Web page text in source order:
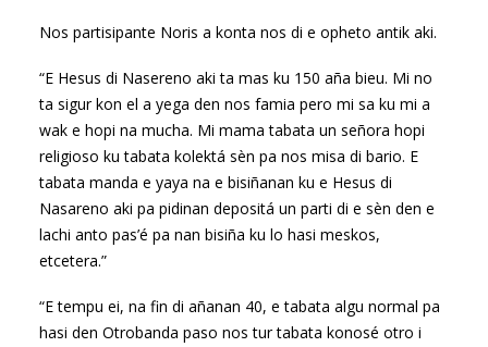
Nos partisipante Noris a konta nos di e opheto antik aki.
“E Hesus di Nasereno aki ta mas ku 150 aña bieu. Mi no
ta sigur kon el a yega den nos famia pero mi sa ku mi a
wak e hopi na mucha. Mi mama tabata un señora hopi
religioso ku tabata kolektá sèn pa nos misa di bario. E
tabata manda e yaya na e bisiñanan ku e Hesus di
Nasareno aki pa pidinan depositá un parti di e sèn den e
lachi anto pas’é pa nan bisiña ku lo hasi meskos,
etcetera.”
“E tempu ei, na fin di añanan 40, e tabata algu normal pa
hasi den Otrobanda paso nos tur tabata konosé otro i